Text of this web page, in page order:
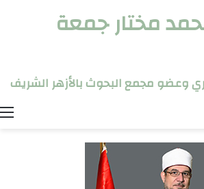
مختار جمعة
وعضو مجمع البحوث بالأزهر الشريف